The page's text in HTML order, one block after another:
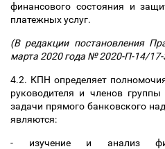
финансового состояния и
платежных услуг.
(В редакции постановления
марта 2020 года № 2020-П-14/
4.2. КПН определяет
руководителя и членов
задачи прямого банковского
являются:
- изучение и анализ